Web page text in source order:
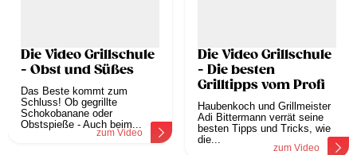
Die Video Grillschule
- Obst und Süßes
Das Beste kommt zum
Schluss! Ob gegrillte
Schokobanane oder
Obstspieße - Auch beim...
zum Video
Die Video Grillschule
- Die besten
Grilltipps vom Profi
Haubenkoch und Grillmeister
Adi Bittermann verrät seine
besten Tipps und Tricks, wie
die...
zum Video